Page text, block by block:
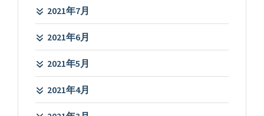
2021年7月
2021年6月
2021年5月
2021年4月